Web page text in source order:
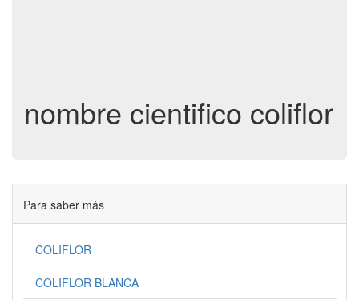
nombre cientifico coliflor
Para saber más
COLIFLOR
COLIFLOR BLANCA